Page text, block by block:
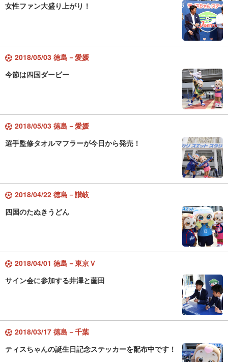
女性ファン大盛り上がり！
2018/05/03 徳島－愛媛
今節は四国ダービー
2018/05/03 徳島－愛媛
選手監修タオルマフラーが今日から発売！
2018/04/22 徳島－讃岐
四国のたぬきうどん
2018/04/01 徳島－東京Ｖ
サイン会に参加する井澤と薗田
2018/03/17 徳島－千葉
ティスちゃんの誕生日記念ステッカーを配布中です！